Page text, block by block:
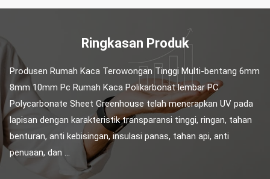
Ringkasan Produk
Produsen Rumah Kaca Terowongan Tinggi Multi-bentang 6mm
8mm 10mm Pc Rumah Kaca Polikarbonat lembar PC
Polycarbonate Sheet Greenhouse telah menerapkan UV pada
lapisan dengan karakteristik transparansi tinggi, ringan, tahan
benturan, anti kebisingan, insulasi panas, tahan api, anti
penuaan, dan ...